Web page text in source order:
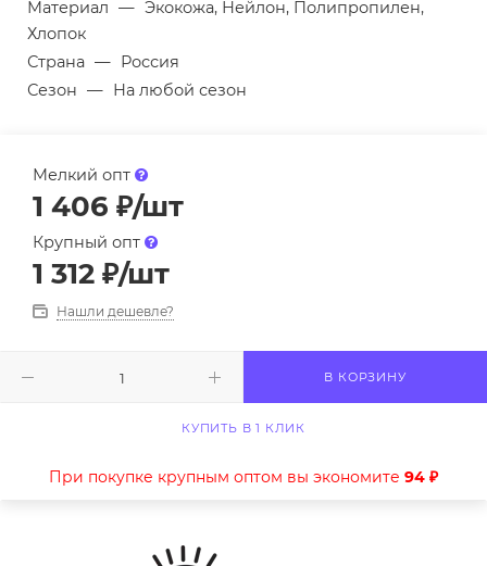
Материал — Экокожа, Нейлон, Полипропилен,
Хлопок
Страна — Россия
Сезон — На любой сезон
Мелкий опт
1 406 ₽/шт
Крупный опт
1 312 ₽/шт
Нашли дешевле?
В КОРЗИНУ
КУПИТЬ В 1 КЛИК
При покупке крупным оптом вы экономите 94 ₽